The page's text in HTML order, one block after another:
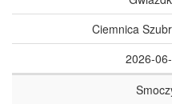
Ciemnica
2026-